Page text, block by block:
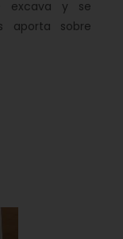
excava y se
aporta sobre